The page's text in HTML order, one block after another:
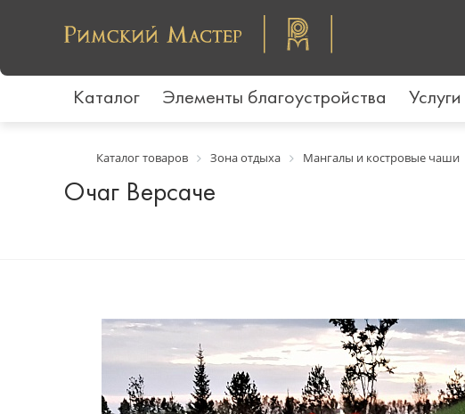
Каталог Элементы благоустройства Услуги
Каталог товаров Зона отдыха Мангалы и костровые чаши
Очаг Версаче